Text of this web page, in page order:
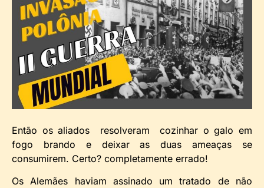
Então os aliados resolveram cozinhar o galo em
fogo brando e deixar as duas ameaças se
consumirem. Certo? completamente errado!
Os Alemães haviam assinado um tratado de não